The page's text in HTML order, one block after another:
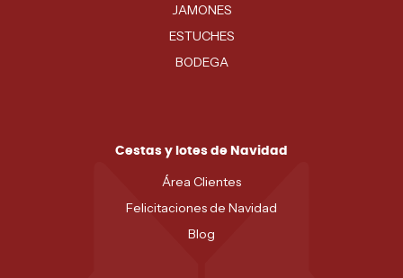
JAMONES
ESTUCHES
BODEGA
Cestas y lotes de Navidad
Área Clientes
Felicitaciones de Navidad
Blog